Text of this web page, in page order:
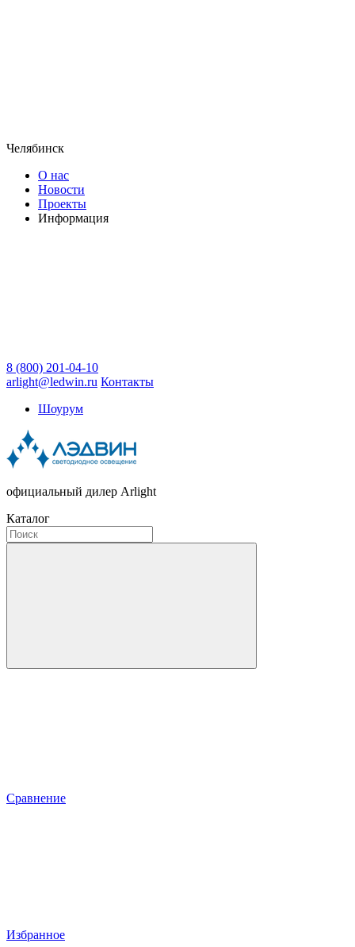
Челябинск
О нас
Новости
Проекты
Информация
8 (800) 201-04-10
arlight@ledwin.ru Контакты
Шоурум
официальный дилер Arlight
Каталог
Сравнение
Избранное